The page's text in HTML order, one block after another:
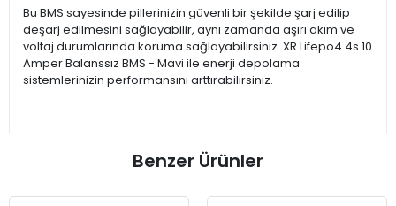
Bu BMS sayesinde pillerinizin güvenli bir şekilde şarj edilip
deşarj edilmesini sağlayabilir, aynı zamanda aşırı akım ve
voltaj durumlarında koruma sağlayabilirsiniz. XR Lifepo4 4s 10
Amper Balanssız BMS - Mavi ile enerji depolama
sistemlerinizin performansını arttırabilirsiniz.
Benzer Ürünler